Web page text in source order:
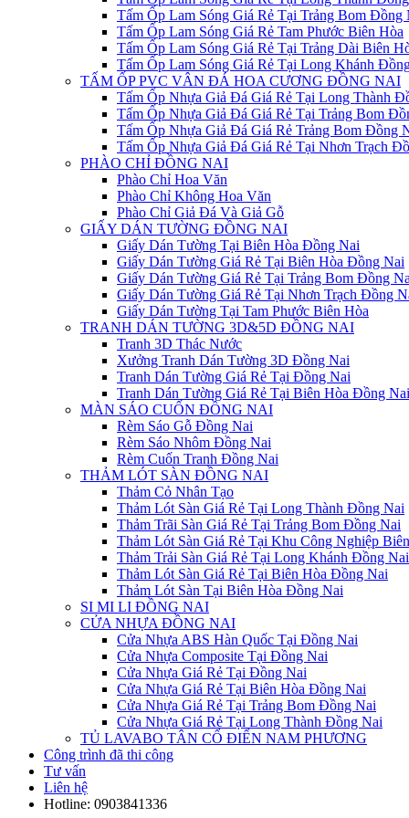
Tấm Ốp Lam Sóng Giá Rẻ Tại Trảng Bom Đồng
Tấm Ốp Lam Sóng Giá Rẻ Tam Phước Biên Hòa
Tấm Ốp Lam Sóng Giá Rẻ Tại Trảng Dài Biên
Tấm Ốp Lam Sóng Giá Rẻ Tại Long Khánh
TẤM ỐP PVC VÂN ĐÁ HOA CƯƠNG ĐỒNG NAI
Tấm Ốp Nhựa Giả Đá Giá Rẻ Tại Long Thành
Tấm Ốp Nhựa Giả Đá Giá Rẻ Tại Trảng Bom
Tấm Ốp Nhựa Giả Đá Giá Rẻ Trảng Bom Đồng
Tấm Ốp Nhựa Giả Đá Giá Rẻ Tại Nhơn Trạch
PHÀO CHỈ ĐỒNG NAI
Phào Chỉ Hoa Văn
Phào Chỉ Không Hoa Văn
Phào Chỉ Giả Đá Và Giả Gỗ
GIẤY DÁN TƯỜNG ĐỒNG NAI
Giấy Dán Tường Tại Biên Hòa Đồng Nai
Giấy Dán Tường Giá Rẻ Tại Biên Hòa Đồng Nai
Giấy Dán Tường Giá Rẻ Tại Trảng Bom Đồng
Giấy Dán Tường Giá Rẻ Tại Nhơn Trạch Đồng
Giấy Dán Tường Tại Tam Phước Biên Hòa
TRANH DÁN TƯỜNG 3D&5D ĐỒNG NAI
Tranh 3D Thác Nước
Xưởng Tranh Dán Tường 3D Đồng Nai
Tranh Dán Tường Giá Rẻ Tại Đồng Nai
Tranh Dán Tường Giá Rẻ Tại Biên Hòa Đồng Nai
MÀN SÁO CUỐN ĐỒNG NAI
Rèm Sáo Gỗ Đồng Nai
Rèm Sáo Nhôm Đồng Nai
Rèm Cuốn Tranh Đồng Nai
THẢM LÓT SÀN ĐỒNG NAI
Thảm Cỏ Nhân Tạo
Thảm Lót Sàn Giá Rẻ Tại Long Thành Đồng Nai
Thảm Trãi Sàn Giá Rẻ Tại Trảng Bom Đồng Nai
Thảm Lót Sàn Giá Rẻ Tại Khu Công Nghiệp
Thảm Trải Sàn Giá Rẻ Tại Long Khánh Đồng Nai
Thảm Lót Sàn Giá Rẻ Tại Biên Hòa Đồng Nai
Thảm Lót Sàn Tại Biên Hòa Đồng Nai
SI MI LI ĐỒNG NAI
CỬA NHỰA ĐỒNG NAI
Cửa Nhựa ABS Hàn Quốc Tại Đồng Nai
Cửa Nhựa Composite Tại Đồng Nai
Cửa Nhựa Giá Rẻ Tại Đồng Nai
Cửa Nhựa Giá Rẻ Tại Biên Hòa Đồng Nai
Cửa Nhựa Giá Rẻ Tại Trảng Bom Đồng Nai
Cửa Nhựa Giá Rẻ Tại Long Thành Đồng Nai
TỦ LAVABO TÂN CỔ ĐIỂN NAM PHƯƠNG
Công trình đã thi công
Tư vấn
Liên hệ
Hotline: 0903841336